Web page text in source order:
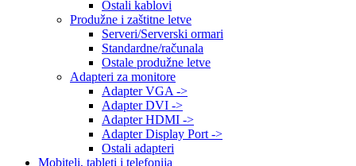
Ostali kablovi
Produžne i zaštitne letve
Serveri/Serverski ormari
Standardne/računala
Ostale produžne letve
Adapteri za monitore
Adapter VGA ->
Adapter DVI ->
Adapter HDMI ->
Adapter Display Port ->
Ostali adapteri
Mobiteli, tableti i telefonija